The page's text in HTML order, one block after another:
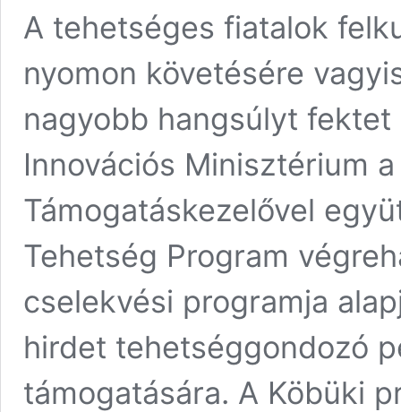
A tehetséges fiatalok
nyomon követésére
nagyobb hangsúlyt fektet
Innovációs Minisztérium
Támogatáskezelővel
Tehetség Program
cselekvési programja
hirdet tehetséggondozó
támogatására. A Köbüki